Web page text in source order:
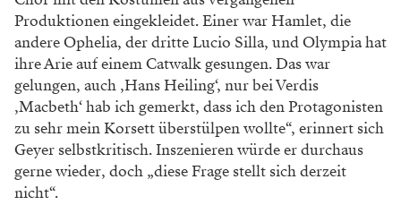
Produktionen eingekleidet. Einer war Hamlet, die
andere Ophelia, der dritte Lucio Silla, und Olympia hat
ihre Arie auf einem Catwalk gesungen. Das war
gelungen, auch ‚Hans Heiling‘, nur bei Verdis
‚Macbeth‘ hab ich gemerkt, dass ich den Protagonisten
zu sehr mein Korsett überstülpen wollte“, erinnert sich
Geyer selbstkritisch. Inszenieren würde er durchaus
gerne wieder, doch „diese Frage stellt sich derzeit
nicht“.